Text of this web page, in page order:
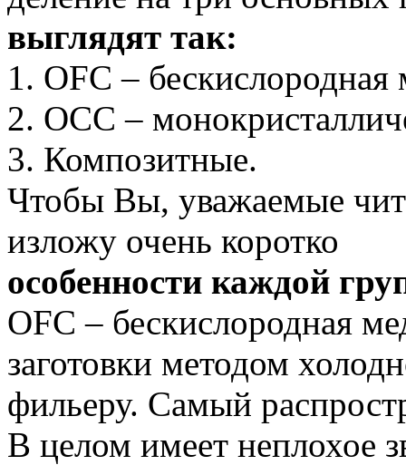
выглядят так:
1. OFC – бескислородная
2. OСC –
3. Композитные.
Чтобы Вы, уважаемые
изложу очень коротко
особенности каждой
OFC – бескислородная
заготовки методом
фильеру. Самый
В целом имеет неплохое